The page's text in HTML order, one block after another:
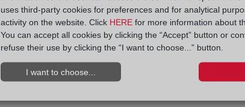
uses third-party cookies for preferences and for analytical
activity on the website. Click HERE for more information about
You can accept all cookies by clicking the “Accept” button or
refuse their use by clicking the “I want to choose...” button.
I want to choose...